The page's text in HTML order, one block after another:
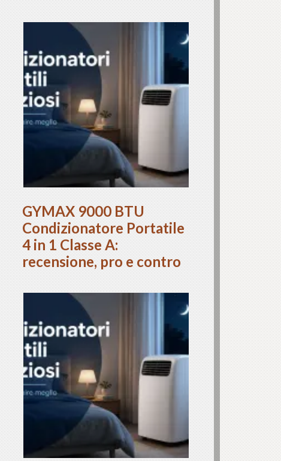
GYMAX 9000 BTU
Condizionatore Portatile
4 in 1 Classe A:
recensione, pro e contro